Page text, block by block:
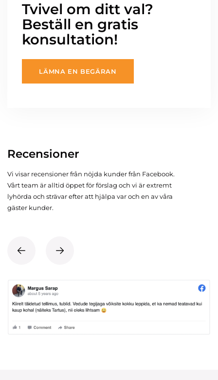
Tvivel om ditt val?
Beställ en gratis
konsultation!
LÄMNA EN BEGÄRAN
Recensioner
Vi visar recensioner från nöjda kunder från Facebook.
Vårt team är alltid öppet för förslag och vi är extremt
lyhörda och strävar efter att hjälpa var och en av våra
gäster kunder.